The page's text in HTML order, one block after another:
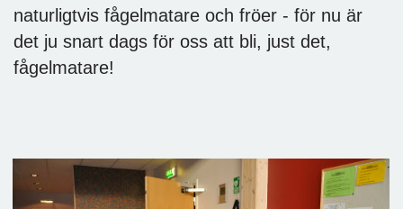
naturligtvis fågelmatare och fröer - för nu är
det ju snart dags för oss att bli, just det,
fågelmatare!